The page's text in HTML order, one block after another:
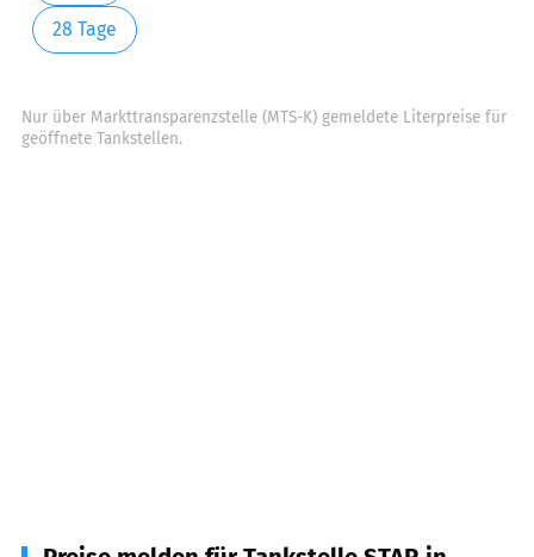
28 Tage
Nur über Markttransparenzstelle (MTS-K) gemeldete Literpreise für
geöffnete Tankstellen.